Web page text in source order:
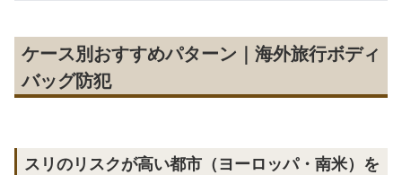
ケース別おすすめパターン｜海外旅行ボディ
バッグ防犯
スリのリスクが高い都市（ヨーロッパ・南米）を